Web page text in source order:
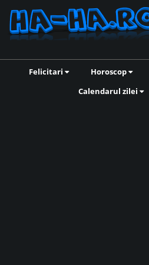
Felicitari Horoscop
Calendarul zilei